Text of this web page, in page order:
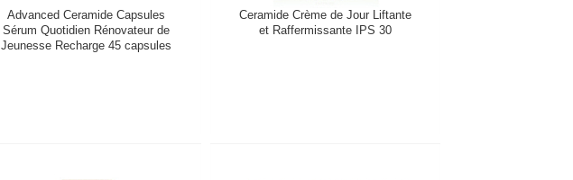
Advanced Ceramide Capsules
Sérum Quotidien Rénovateur de
Jeunesse Recharge 45 capsules
Ceramide Crème de Jour Liftante
et Raffermissante IPS 30